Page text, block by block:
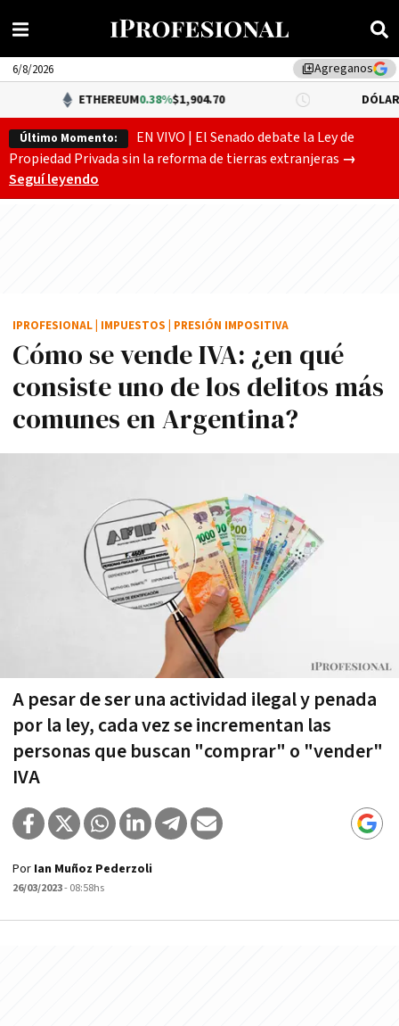
library_addAgreganos
6/8/2026
ETHEREUM 0.38%$1,904.70 DÓLAR BNA0.34%
Último Momento:
EN VIVO | El Senado debate la Ley de
Propiedad Privada sin la reforma de tierras extranjeras El
→
Seguí leyendo
Cómo se vende IVA: ¿en qué
consiste uno de los delitos más
comunes en Argentina?
A pesar de ser una actividad ilegal y penada
por la ley, cada vez se incrementan las
personas que buscan "comprar" o "vender"
IVA
IPROFESIONAL IMPUESTOS PRESIÓN IMPOSITIVA
Por Ian Muñoz Pederzoli
26/03/2023- 08:58hs